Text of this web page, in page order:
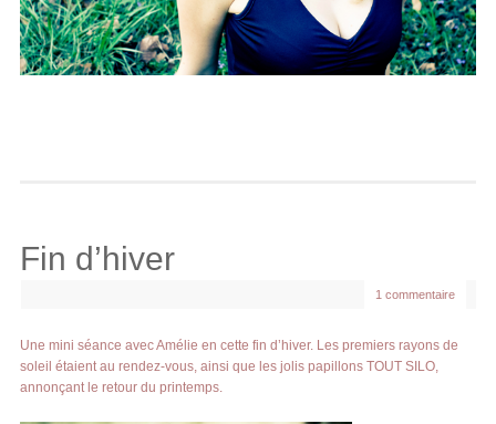
Fin d’hiver
1 commentaire
Une mini séance avec Amélie en cette fin d’hiver. Les premiers rayons de
soleil étaient au rendez-vous, ainsi que les jolis papillons TOUT SILO,
annonçant le retour du printemps.